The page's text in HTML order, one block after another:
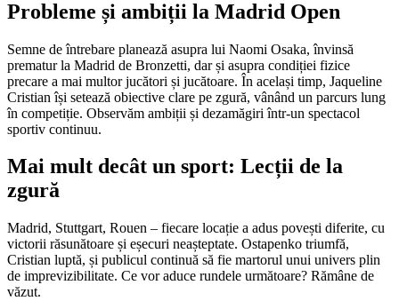
Probleme și ambiții la Madrid Open
Semne de întrebare planează asupra lui Naomi Osaka, învinsă
prematur la Madrid de Bronzetti, dar și asupra condiției fizice
precare a mai multor jucători și jucătoare. În același timp, Jaqueline
Cristian își setează obiective clare pe zgură, vânând un parcurs lung
în competiție. Observăm ambiții și dezamăgiri într-un spectacol
sportiv continuu.
Mai mult decât un sport: Lecții de la
zgură
Madrid, Stuttgart, Rouen – fiecare locație a adus povești diferite, cu
victorii răsunătoare și eșecuri neașteptate. Ostapenko triumfă,
Cristian luptă, și publicul continuă să fie martorul unui univers plin
de imprevizibilitate. Ce vor aduce rundele următoare? Rămâne de
văzut.